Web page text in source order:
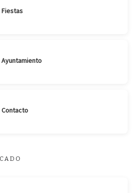
Fiestas
Ayuntamiento
Contacto